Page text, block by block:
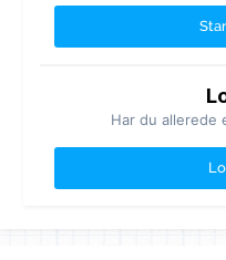
Har du allerede